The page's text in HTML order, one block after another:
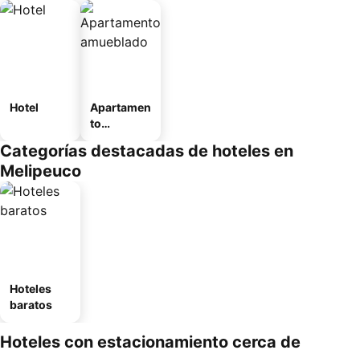
Hotel
Apartamen
to
o
Categorías destacadas de hoteles en
Melipeuco
Hoteles
baratos
Hoteles con estacionamiento cerca de